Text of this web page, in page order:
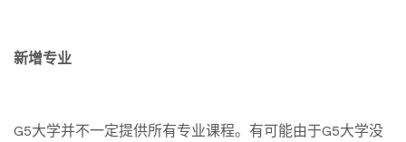
新增专业
G5大学并不一定提供所有专业课程。有可能由于G5大学没